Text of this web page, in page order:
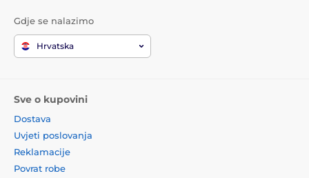
Gdje se nalazimo
Hrvatska
Sve o kupovini
Dostava
Uvjeti poslovanja
Reklamacije
Povrat robe